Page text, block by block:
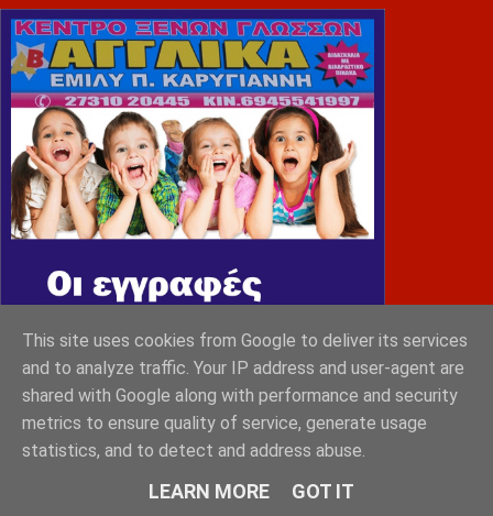
MONEMVASIA GROUP
This site uses cookies from Google to deliver its services
and to analyze traffic. Your IP address and user-agent are
shared with Google along with performance and security
metrics to ensure quality of service, generate usage
statistics, and to detect and address abuse.
LEARN MORE GOT IT